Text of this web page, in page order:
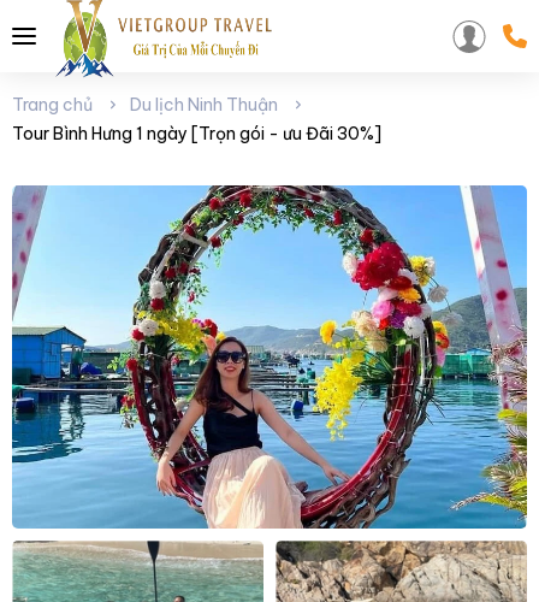
Trang chủ
Du lịch Ninh Thuận
Tour Bình Hưng 1 ngày [Trọn gói - ưu Đãi 30%]